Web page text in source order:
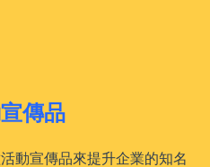
傳品
動宣傳品來提升企業的知名